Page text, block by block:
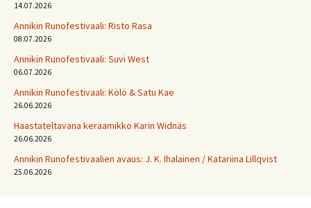
14.07.2026
Annikin Runofestivaali: Risto Rasa
08.07.2026
Annikin Runofestivaali: Suvi West
06.07.2026
Annikin Runofestivaali: Kölö & Satu Kae
26.06.2026
Haastateltavana keraamikko Karin Widnäs
26.06.2026
Annikin Runofestivaalien avaus: J. K. Ihalainen / Katariina Lillqvist
25.06.2026